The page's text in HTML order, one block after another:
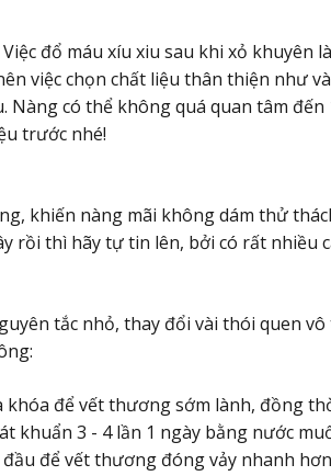
đổ máu xíu xiu sau khi xỏ khuyên
việc chọn chất liệu thân thiện như
Nàng có thể không quá quan tâm đến
trước nhé!
khiến nàng mãi không dám thử
rồi thì hãy tự tin lên, bởi có rất nhiều
tắc nhỏ, thay đổi vài thói quen
khóa để vết thương sớm lành, đồng
khuẩn 3 - 4 lần 1 ngày bằng nước
để vết thương đóng vảy nhanh